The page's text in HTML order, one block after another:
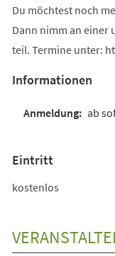
Du möchtest noch
Dann nimm an einer
teil. Termine unter:
Informationen
ab
Eintritt
kostenlos